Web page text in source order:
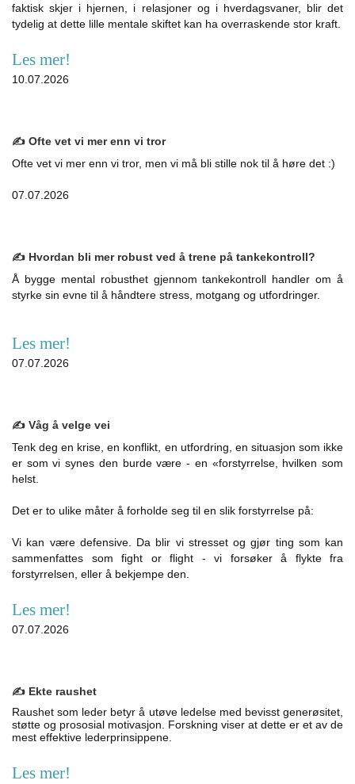
faktisk skjer i hjernen, i relasjoner og i hverdagsvaner, blir det
tydelig at dette lille mentale skiftet kan ha overraskende stor kraft.
Les mer!
10.07.2026
✍️ Ofte vet vi mer enn vi tror
Ofte vet vi mer enn vi tror, men vi må bli stille nok til å høre det :)
07.07.2026
✍️ Hvordan bli mer robust ved å trene på tankekontroll?
Å bygge mental robusthet gjennom tankekontroll handler om å
styrke sin evne til å håndtere stress, motgang og utfordringer.
Les mer!
07.07.2026
✍️ Våg å velge vei
Tenk deg en krise, en konflikt, en utfordring, en situasjon som ikke
er som vi synes den burde være - en «forstyrrelse, hvilken som
helst.
Det er to ulike måter å forholde seg til en slik forstyrrelse på:
Vi kan være defensive. Da blir vi stresset og gjør ting som kan
sammenfattes som fight or flight - vi forsøker å flykte fra
forstyrrelsen, eller å bekjempe den.
Les mer!
07.07.2026
✍️ Ekte raushet
Raushet som leder betyr å utøve ledelse med bevisst generøsitet,
støtte og prososial motivasjon. Forskning viser at dette er et av de
mest effektive lederprinsippene.
Les mer!